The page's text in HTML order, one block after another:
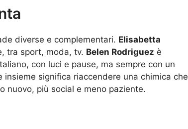
diverse e complementari. Elisabetta
tra sport, moda, tv. Belen Rodriguez è
con luci e pause, ma sempre con un
significa riaccendere una chimica che
nuovo, più social e meno paziente.